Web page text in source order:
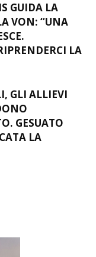
GUIDA LA
VON: “UNA
LA
GLI ALLIEVI
GESUATO
LA